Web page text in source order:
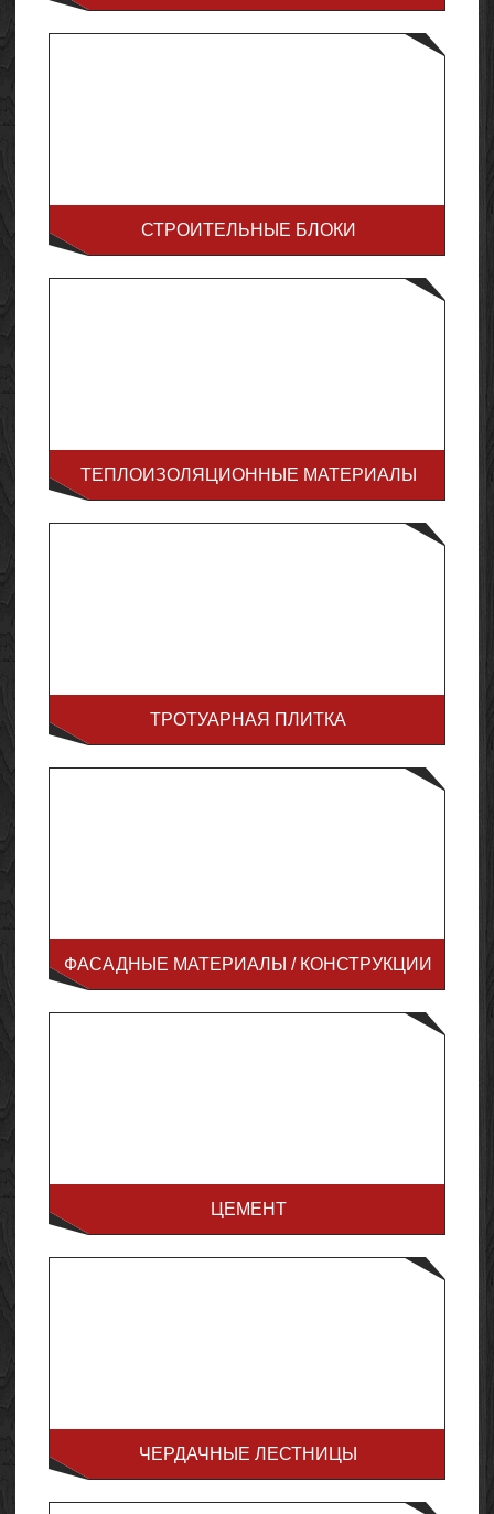
СТРОИТЕЛЬНЫЕ БЛОКИ
ТЕПЛОИЗОЛЯЦИОННЫЕ МАТЕРИАЛЫ
ТРОТУАРНАЯ ПЛИТКА
ФАСАДНЫЕ МАТЕРИАЛЫ / КОНСТРУКЦИИ
ЦЕМЕНТ
ЧЕРДАЧНЫЕ ЛЕСТНИЦЫ